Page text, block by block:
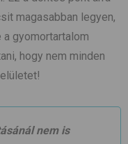
magasabban legyen,
gyomortartalom
hogy nem minden
nem is